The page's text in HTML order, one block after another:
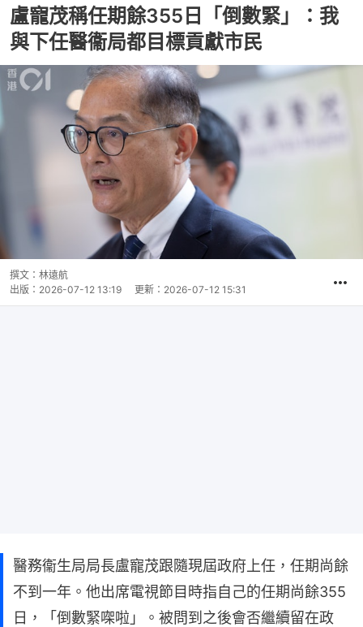
盧寵茂稱任期餘355日「倒數緊」：我
與下任醫衞局都目標貢獻市民
撰文： 林遠航
出版： 2026-07-12 13:19 更新： 2026-07-12 15:31
醫務衞生局局長盧寵茂跟隨現屆政府上任，任期尚餘
不到一年。他出席電視節目時指自己的任期尚餘355
日，「倒數緊㗎啦」。被問到之後會否繼續留在政